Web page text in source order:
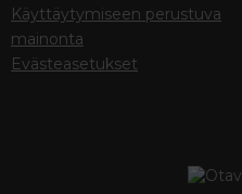
Käyttäytymiseen perustuva
mainonta
Evästeasetukset